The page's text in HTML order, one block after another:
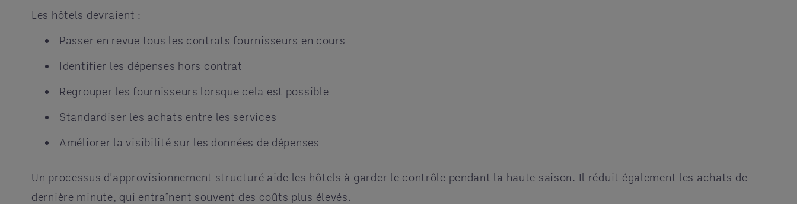
Les hôtels devraient :
Passer en revue tous les contrats fournisseurs en cours
Identifier les dépenses hors contrat
Regrouper les fournisseurs lorsque cela est possible
Standardiser les achats entre les services
Améliorer la visibilité sur les données de dépenses
Un processus d'approvisionnement structuré aide les hôtels à garder le contrôle pendant la haute saison. Il réduit également les achats de
dernière minute, qui entraînent souvent des coûts plus élevés.